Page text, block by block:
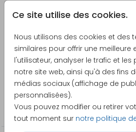
Ce site utilise des cookies.
Nous utilisons des cookies et des
similaires pour offrir une meilleure
l'utilisateur, analyser le trafic et
notre site web, ainsi qu'à des fins
médias sociaux (affichage de
personnalisées).
Vous pouvez modifier ou retirer
tout moment sur notre politique
Description
en dorure rosée.
Créateur
Pretty Orange
Catégorie
Famille et amis